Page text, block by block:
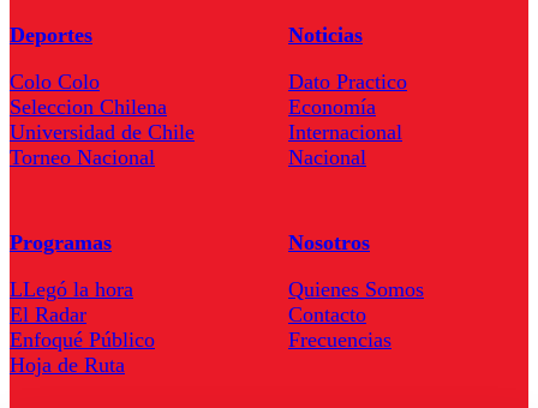
Deportes
Colo Colo
Seleccion Chilena
Universidad de Chile
Torneo Nacional
Noticias
Dato Practico
Economía
Internacional
Nacional
Programas
LLegó la hora
El Radar
Enfoqué Público
Hoja de Ruta
Nosotros
Quienes Somos
Contacto
Frecuencias